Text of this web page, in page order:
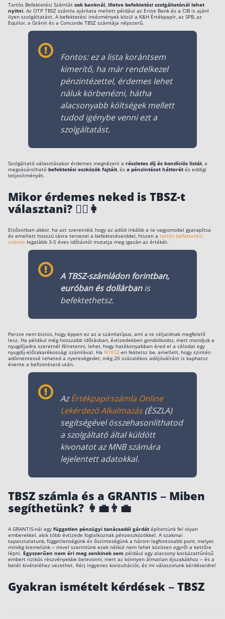
Tartós Befektetési Számlát sok banknál, illetve befektetési szolgáltatónál lehet
nyitni. Az OTP TBSZ számla ajánlata mellett például az Erste Bank és a CIB is ajánl
ilyen szolgáltatást. A befektetési intézmények közül a K&H Értékpapír, az SPB, az
Equilor, a Gránit és a Concorde TBSZ számlája népszerű.
Fontos: ez a lista korántsem
kimerítő, ha már rendelkezel
pénzintézettel, érdemes lehet
náluk körbenézni, hátha
alacsonyabb költségek mellett
tudod igénybe venni ezt a
szolgáltatást.
Szolgáltató választásakor érdemes megnézeni a részletes díj és kondíciós listát, a
megvásárolható befektetési eszközök fajtáit, és a pénzintézet hátterét és eddigi
teljesítményét.
Mikor érdemes neked is TBSZ-t
választani? 👱‍♂️👩
Elsősorban akkor, ha azt szeretnéd, hogy az adód inkább a te vagyonodat gyarapítsa
és emellett hosszú távra tervezel a befektetéseiddel, hiszen a tartós befektetési
számla legalább 3-5 éves időtávtól mutatja meg igazán az értékét.
A TBSZ-számládon forintban,
euróban és dollárbanis
befektethetsz.
Persze nem biztos, hogy éppen ez az a számlatípus, ami a te céljaidnak megfelelő
lesz. Ha például még hosszabb időtávban, évtizedekben gondolkodsz, mert mondjuk a
nyugdíjadra szeretnél félretenni, lehet, hogy hatékonyabban éred el a célodat egy
nyugdíj-előtakarékossági számlával. Ha NYESZ-en fektetsz be, amellett, hogy szintén
adómentessé teheted a nyereségedet, még 20 százalékos adójóváírást is kaphatsz
évente a befizetéseid után.
AzÉrtékpapírszámla Online
Lekérdező Alkalmazás(ÉSZLA)
segítségével összehasonlíthatod
a szolgáltató által küldött
kivonatot az MNB számára
lejelentett adatokkal.
TBSZ számla és a GRANTIS – Miben
segíthetünk? 👩‍💼👨‍💼
A GRANTIS-nál egy független pénzügyi tanácsadói gárdát építettünk fel olyan
emberekkel, akik több évtizede foglalkoznak pénzeszközökkel. A szakmai
tapasztalatunk, függetlenségünk és őszinteségünk a három legfontosabb pont, melyet
mindig kiemelünk – mivel szerintünk ezek nélkül nem lehet közösen egyről a kettőre
lépni. Egyszerűen nem éri meg senkinek sem például egy alacsony kockázattűrésű
embert rizikós részvényekbe belevonni, mert az könnyen álmatlan éjszakákhoz – és a
betét kivételéhez vezethet. Kérj ingyenes konzultációt, és mi válaszolunk kérdéseidre!
Gyakran ismételt kérdések – TBSZ